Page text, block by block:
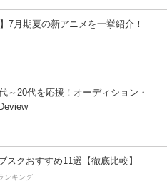
7月期夏の新アニメを一挙紹介！
～20代を応援！オーディション・
スクおすすめ11選【徹底比較】
ンキング